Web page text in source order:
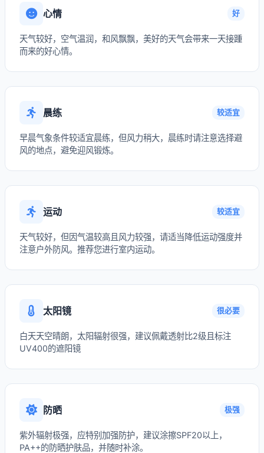
心情 好
天气较好，空气温润，和风飘飘，美好的天气会带来一天接踵
而来的好心情。
晨练 较适宜
早晨气象条件较适宜晨练，但风力稍大，晨练时请注意选择避
风的地点，避免迎风锻炼。
运动 较适宜
天气较好，但因气温较高且风力较强，请适当降低运动强度并
注意户外防风。推荐您进行室内运动。
太阳镜 很必要
白天天空晴朗，太阳辐射很强，建议佩戴透射比2级且标注
UV400的遮阳镜
防晒 极强
紫外辐射极强，应特别加强防护，建议涂擦SPF20以上，
PA++的防晒护肤品，并随时补涂。